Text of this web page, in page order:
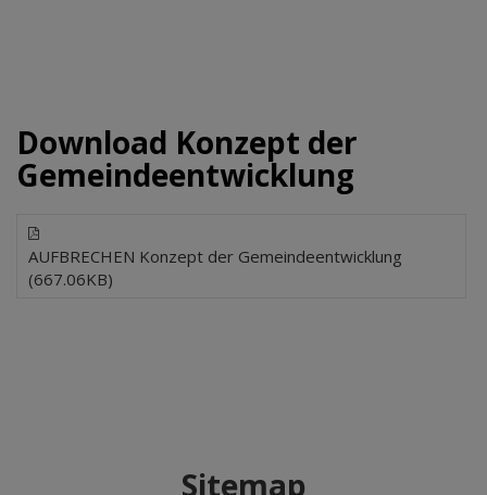
Download Konzept der
Gemeindeentwicklung
AUFBRECHEN Konzept der Gemeindeentwicklung
(667.06KB)
Sitemap